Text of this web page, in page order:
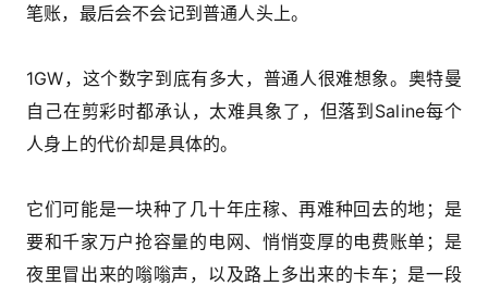
笔账，最后会不会记到普通人头上。
1GW，这个数字到底有多大，普通人很难想象。奥特曼
自己在剪彩时都承认，太难具象了，但落到Saline每个
人身上的代价却是具体的。
它们可能是一块种了几十年庄稼、再难种回去的地；是
要和千家万户抢容量的电网、悄悄变厚的电费账单；是
夜里冒出来的嗡嗡声，以及路上多出来的卡车；是一段